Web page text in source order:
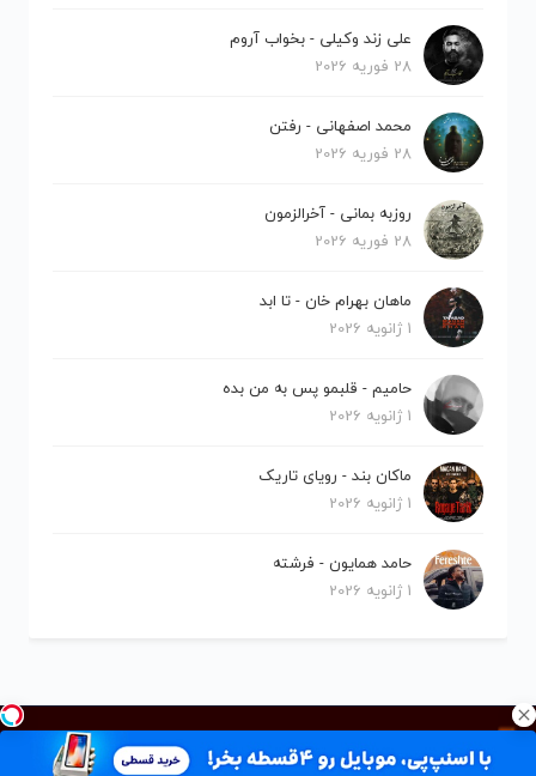
علی زند وکیلی - بخواب آروم
28 فوریه 2026
محمد اصفهانی - رفتن
28 فوریه 2026
روزبه بمانی - آخرالزمون
28 فوریه 2026
ماهان بهرام خان - تا ابد
1 ژانویه 2026
حامیم - قلبمو پس به من بده
1 ژانویه 2026
ماکان بند - رویای تاریک
1 ژانویه 2026
حامد همایون - فرشته
1 ژانویه 2026
کلیه حقوق برای نیلو موزیک محفوظ است.